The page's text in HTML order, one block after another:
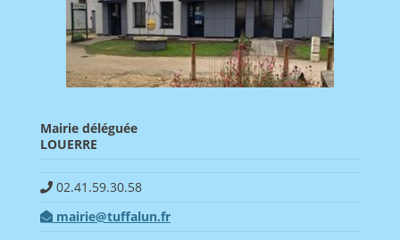
Mairie déléguée
LOUERRE
02.41.59.30.58
mairie@tuffalun.fr